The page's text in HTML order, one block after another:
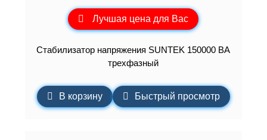
Лучшая цена для Вас
Стабилизатор напряжения SUNTEK 150000 ВА
трехфазный
В корзину Быстрый просмотр